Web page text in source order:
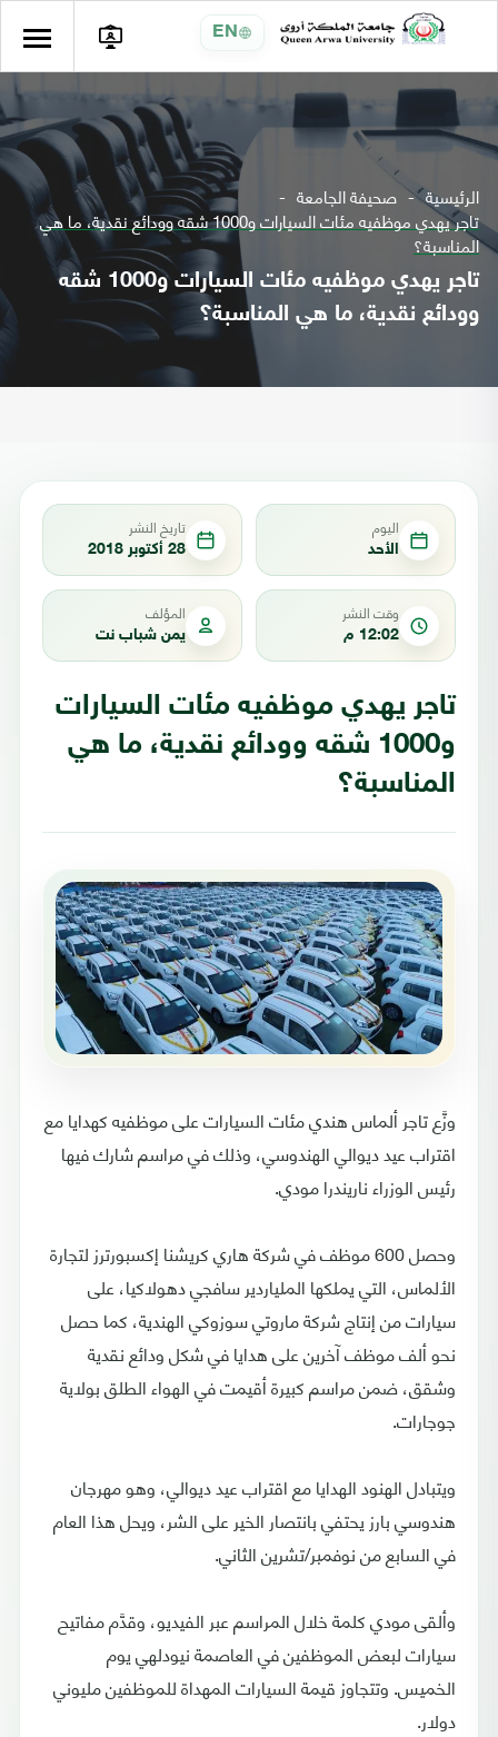
EN
الرئيسية صحيفة الجامعة
تاجر يهدي موظفيه مئات السيارات و1000 شقه وودائع نقدية، ما هي
المناسبة؟
تاجر يهدي موظفيه مئات السيارات و1000 شقه
وودائع نقدية، ما هي المناسبة؟
اليوم
الأحد
تاريخ النشر
28 أكتوبر 2018
وقت النشر
12:02 م
المؤلف
يمن شباب نت
تاجر يهدي موظفيه مئات السيارات
و1000 شقه وودائع نقدية، ما هي
المناسبة؟
وزَّع تاجر ألماس هندي مئات السيارات على موظفيه كهدايا مع
اقتراب عيد ديوالي الهندوسي، وذلك في مراسم شارك فيها
رئيس الوزراء ناريندرا مودي.
وحصل 600 موظف في شركة هاري كريشنا إكسبورترز لتجارة
الألماس، التي يملكها الملياردير سافجي دهولاكيا، على
سيارات من إنتاج شركة ماروتي سوزوكي الهندية، كما حصل
نحو ألف موظف آخرين على هدايا في شكل ودائع نقدية
وشقق، ضمن مراسم كبيرة أقيمت في الهواء الطلق بولاية
جوجارات.
ويتبادل الهنود الهدايا مع اقتراب عيد ديوالي، وهو مهرجان
هندوسي بارز يحتفي بانتصار الخير على الشر، ويحل هذا العام
في السابع من نوفمبر/تشرين الثاني.
وألقى مودي كلمة خلال المراسم عبر الفيديو، وقدَّم مفاتيح
سيارات لبعض الموظفين في العاصمة نيودلهي يوم
الخميس. وتتجاوز قيمة السيارات المهداة للموظفين مليوني
دولار.